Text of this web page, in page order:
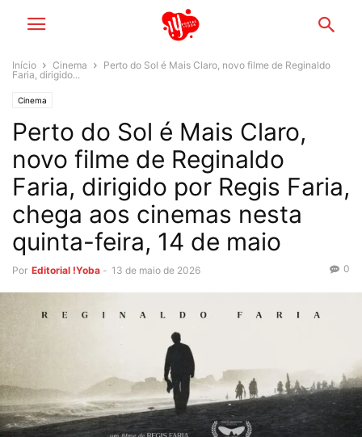
Início Cinema
Perto do Sol é Mais Claro, novo filme de Reginaldo
Faria, dirigido...
Cinema
Perto do Sol é Mais Claro,
novo filme de Reginaldo
Faria, dirigido por Regis Faria,
chega aos cinemas nesta
quinta-feira, 14 de maio
Por Editorial !Yoba - 13 de maio de 2026 0